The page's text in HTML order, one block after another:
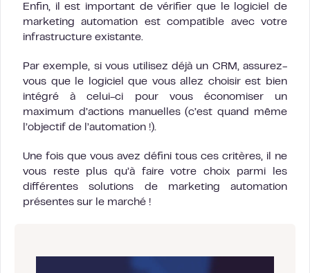
Enfin, il est important de vérifier que le logiciel de
marketing automation est compatible avec votre
infrastructure existante.
Par exemple, si vous utilisez déjà un CRM, assurez-
vous que le logiciel que vous allez choisir est bien
intégré à celui-ci pour vous économiser un
maximum d’actions manuelles (c’est quand même
l’objectif de l’automation !).
Une fois que vous avez défini tous ces critères, il ne
vous reste plus qu’à faire votre choix parmi les
différentes solutions de marketing automation
présentes sur le marché !